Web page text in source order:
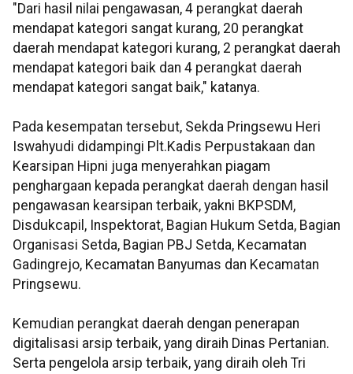
"Dari hasil nilai pengawasan, 4 perangkat daerah
mendapat kategori sangat kurang, 20 perangkat
daerah mendapat kategori kurang, 2 perangkat daerah
mendapat kategori baik dan 4 perangkat daerah
mendapat kategori sangat baik," katanya.
Pada kesempatan tersebut, Sekda Pringsewu Heri
Iswahyudi didampingi Plt.Kadis Perpustakaan dan
Kearsipan Hipni juga menyerahkan piagam
penghargaan kepada perangkat daerah dengan hasil
pengawasan kearsipan terbaik, yakni BKPSDM,
Disdukcapil, Inspektorat, Bagian Hukum Setda, Bagian
Organisasi Setda, Bagian PBJ Setda, Kecamatan
Gadingrejo, Kecamatan Banyumas dan Kecamatan
Pringsewu.
Kemudian perangkat daerah dengan penerapan
digitalisasi arsip terbaik, yang diraih Dinas Pertanian.
Serta pengelola arsip terbaik, yang diraih oleh Tri